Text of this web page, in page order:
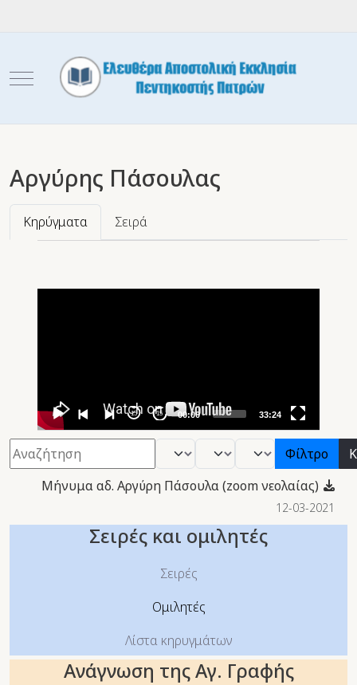
Mobile Menu Toggle
Αργύρης Πάσουλας
Κηρύγματα Σειρά
15 15 00:00 33:24
Φίλτρο
- Βιβλίο -
- Μήνας -
- Έτος - Φίλτρο
Μήνυμα αδ. Αργύρη Πάσουλα (zoom νεολαίας)
12-03-2021
Σειρές και ομιλητές
Σειρές
Ομιλητές
Λίστα κηρυγμάτων
Ανάγνωση της Αγ. Γραφής